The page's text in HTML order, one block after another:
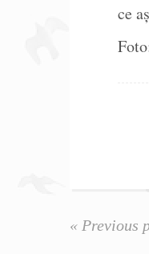
ce
« Previous